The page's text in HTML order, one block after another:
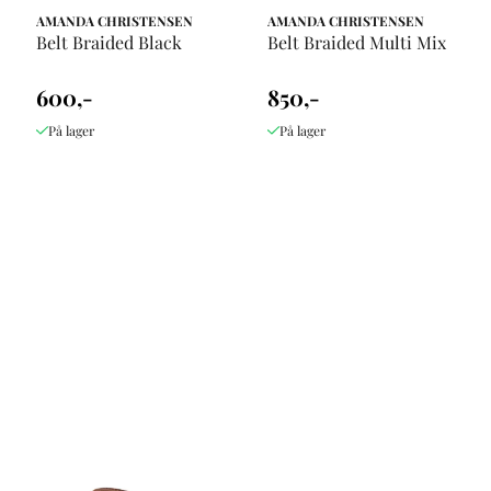
AMANDA CHRISTENSEN
Belt Braided Black
600,-
På lager
AMANDA CHRISTENSEN
Belt Braided Multi Mix
850,-
På lager